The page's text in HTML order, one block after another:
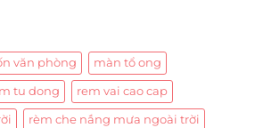
văn phòng màn tổ ong
tu dong rem vai cao cap
rèm che nắng mưa ngoài trời